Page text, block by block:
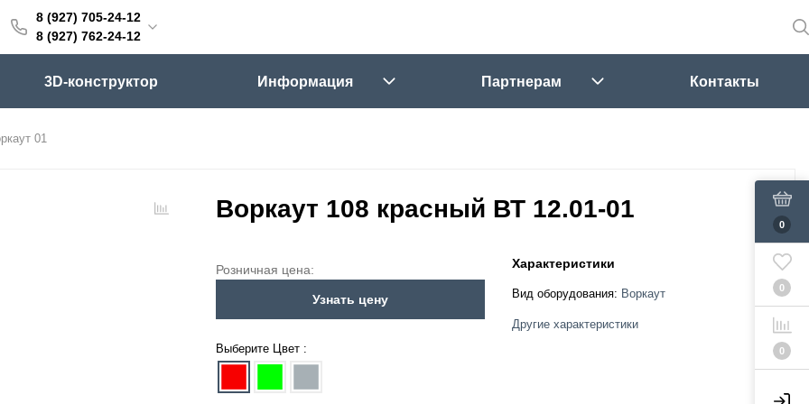
8 (927) 705-24-12
8 (927) 762-24-12
24-12
24-12
3D-конструктор Информация Партнерам Контакты
0
0
0
01
Воркаут 108 красный ВТ 12.01-01
Розничная цена:
Узнать цену
Выберите Цвет :
Характеристики
Вид оборудования: Воркаут
Другие характеристики